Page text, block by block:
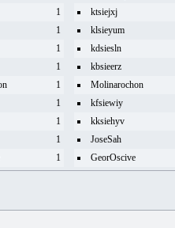
1
ktsiejxj
1
klsieyum
1
kdsiesln
1
kbsieerz
1
Molinarochon
1
kfsiewiy
1
kksiehyv
1
JoseSah
1 GeorOscive